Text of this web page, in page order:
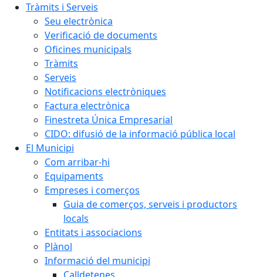
Tràmits i Serveis
Seu electrònica
Verificació de documents
Oficines municipals
Tràmits
Serveis
Notificacions electròniques
Factura electrònica
Finestreta Única Empresarial
CIDO: difusió de la informació pública local
El Municipi
Com arribar-hi
Equipaments
Empreses i comerços
Guia de comerços, serveis i productors
locals
Entitats i associacions
Plànol
Informació del municipi